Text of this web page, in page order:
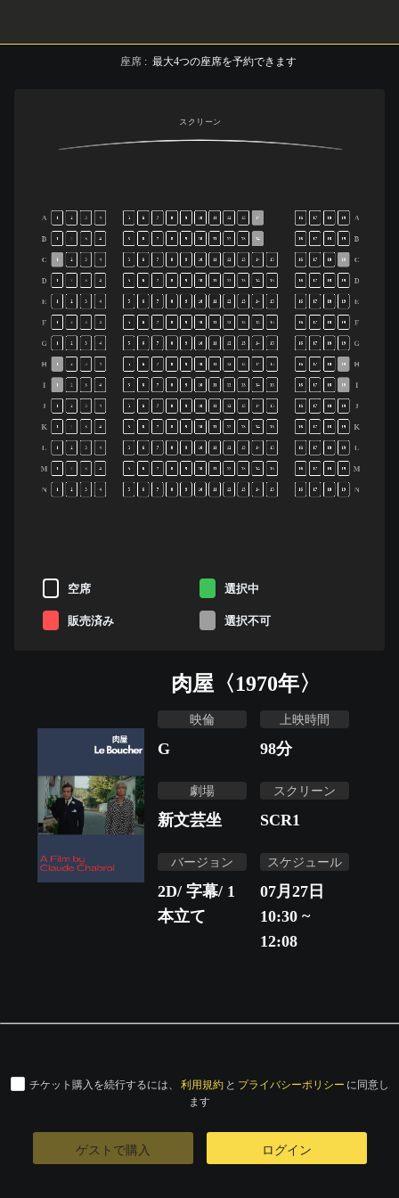
座席 : 最大4つの座席を予約できます
スクリーン
A
B
C
D
E
F
G
H
I
J
K
L
M
N
A
B
C
D
E
F
G
H
I
J
K
L
M
N
1 2 3 4 5 6 7 8 9 10 11 12 13 14 16 17 18 19
1 2 3 4 5 6 7 8 9 10 11 12 13 14 16 17 18 19
1 2 3 4 5 6 7 8 9 10 11 12 13 14 15 16 17 18 19
1 2 3 4 5 6 7 8 9 10 11 12 13 14 15 16 17 18 19
2 3 4 5 6 7 8 9 10 12 13 14 15 16 17 18 19
1 2 3 4 5 6 7 8 9 10 11 12 13 14 15 16 17 18 19
2 3 4 5 6 7 8 9 10 12 13 14 15 16 17 18 19
1 2 3 4 5 6 7 8 9 10 11 12 13 14 15 16 17 18 19
2 3 5 6 7 9 10 11 12 13 14 15 16 17 18
1 2 3 4 5 6 7 8 9 10 11 12 13 14 15 16 17 18 19
1 2 3 4 5 6 7 8 9 10 11 12 13 14 15 16 17 18 19
1 2 3 4 5 6 7 8 9 10 11 12 13 14 15 16 17 18 19
1 2 3 4 5 6 7 8 9 10 11 12 13 14 15 16 17 18 19
1 2 3 4 5 6 7 8 9 10 12 13 14 15 16 17 18 19
空席 選択中
販売済み 選択不可
肉屋〈1970年〉
映倫
G
上映時間
98分
劇場
新文芸坐
スクリーン
SCR1
バージョン
2D/ 字幕/ 1
本立て
スケジュール
07月27日
10:30 ~
12:08
チケット購入を続行するには、 利用規約 と プライバシーポリシー に同意し
ます
ゲストで購入 ログイン